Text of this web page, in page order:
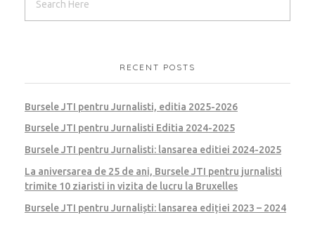
RECENT POSTS
Bursele JTI pentru Jurnalisti, editia 2025-2026
Bursele JTI pentru Jurnalisti Editia 2024-2025
Bursele JTI pentru Jurnalisti: lansarea editiei 2024-2025
La aniversarea de 25 de ani, Bursele JTI pentru jurnalisti
trimite 10 ziaristi in vizita de lucru la Bruxelles
Bursele JTI pentru Jurnaliști: lansarea ediției 2023 – 2024